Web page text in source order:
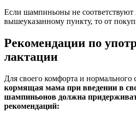
Если шампиньоны не соответствуют
вышеуказанному пункту, то от
Рекомендации по
лактации
Для своего комфорта и нормального
кормящая мама при введении в
шампиньонов должна
рекомендаций: